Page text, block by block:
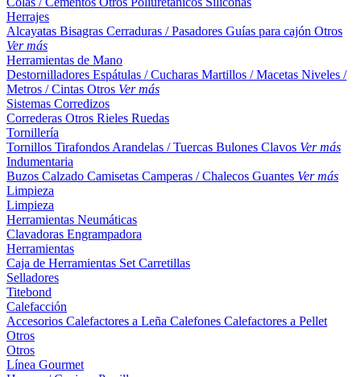
Herrajes
Alcayatas Bisagras Cerraduras / Pasadores Guías para cajón Otros
Ver más
Herramientas de Mano
Destornilladores Espátulas / Cucharas Martillos / Macetas Niveles /
Metros / Cintas Otros Ver más
Sistemas Corredizos
Correderas Otros Rieles Ruedas
Tornillería
Tornillos Tirafondos Arandelas / Tuercas Bulones Clavos Ver más
Indumentaria
Buzos Calzado Camisetas Camperas / Chalecos Guantes Ver más
Limpieza
Limpieza
Herramientas Neumáticas
Clavadoras Engrampadora
Herramientas
Caja de Herramientas Set Carretillas
Selladores
Titebond
Calefacción
Accesorios Calefactores a Leña Calefones Calefactores a Pellet
Otros
Otros
Línea Gourmet